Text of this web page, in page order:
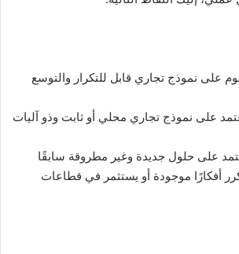
على نموذج تجاري قابل للتكرار والتوسع
على نموذج تجاري محلي أو ثابت وذو آليات
على حلول جديدة وغير مطروقة سابقًا
أفكارًا موجودة أو يستثمر في قطاعات